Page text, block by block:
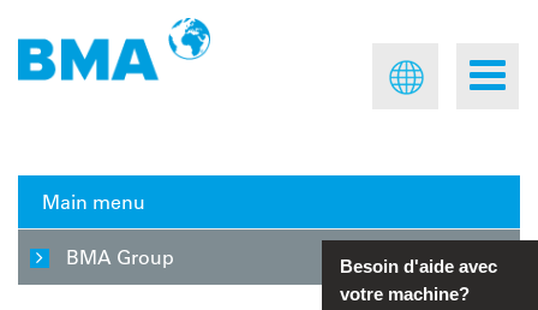
Main menu
BMA Group
Besoin d'aide avec
votre machine?